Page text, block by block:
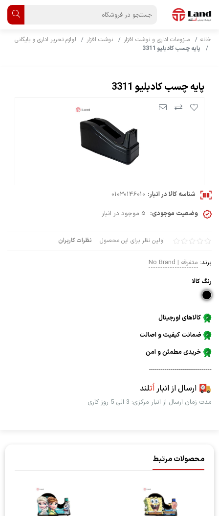
خانه ملزومات اداری و نوشت افزار نوشت افزار
لوازم تحریر اداری و بایگانی
پایه چسب کادبلیو 3311
پایه چسب کادبلیو 3311
اولین نظر برای این محصول نظرات کاربران
برند: متفرقه | No Brand
رنگ كالا
کالاهای اورجینال
ضمانت کیفیت و اصالت
خریدی مطمئن و امن
--------------------------------
ارسال از انباراُتلند
مدت زمان ارسال از انبار مرکزی: 3 الی 5 روز کاری
شناسه کالا در انبار: 01030146010
وضعیت موجودی: 5 موجود در انبار
محصولات مرتبط